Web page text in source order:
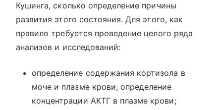
Кушинга, сколько определение причины
развития этого состояния. Для этого, как
правило требуется проведение целого ряда
анализов и исследований:
определение содержания кортизола в
моче и плазме крови, определение
концентрации АКТГ в плазме крови;